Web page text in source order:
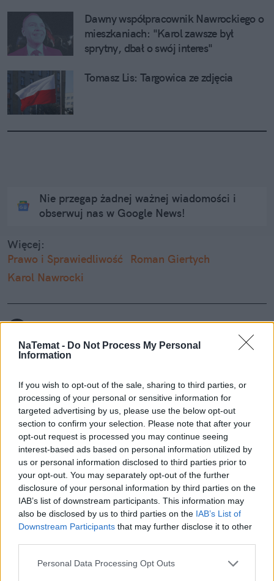
NaTemat - Do Not Process My Personal
Information
If you wish to opt-out of the sale, sharing to third parties, or
processing of your personal or sensitive information for
targeted advertising by us, please use the below opt-out
section to confirm your selection. Please note that after your
opt-out request is processed you may continue seeing
interest-based ads based on personal information utilized by
us or personal information disclosed to third parties prior to
your opt-out. You may separately opt-out of the further
disclosure of your personal information by third parties on the
IAB’s list of downstream participants. This information may
also be disclosed by us to third parties on the IAB’s List of
Downstream Participants that may further disclose it to other
Personal Data Processing Opt Outs
Dawny współpracownik Nawrockiego o
mieszkaniach: "Karol zawsze był
sprytny, dbał o swój interes"
Tomasz Lis: Targowica ze zdjęcia
Nie przegap żadnej ważnej wiadomości i
obserwuj nas w Google News!
Więcej:
Prawo i Sprawiedliwość
Roman Giertych
Karol Nawrocki
Natalia Kamińska
Obserwuj
Absolwentka dziennikarstwa na UMCS i
Uniwersytecie Warszawskim. Przez kilka lat
związana z Polską Agencją Prasową. Obecnie
reporterka newsowa w naTemat.pl.
Pokaż więcej